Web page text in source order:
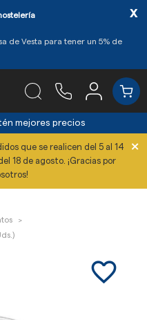
de Vesta para tener un 5% de
x
mejores precios
que se realicen del 5 al 14
18 de agosto. ¡Gracias por
×
favorite_border